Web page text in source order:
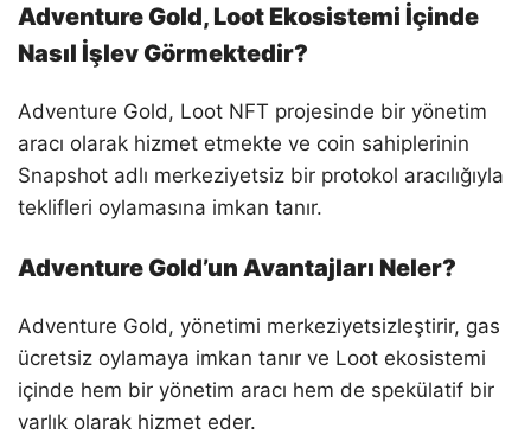
Adventure Gold, Loot Ekosistemi İçinde
Nasıl İşlev Görmektedir?
Adventure Gold, Loot NFT projesinde bir yönetim
aracı olarak hizmet etmekte ve coin sahiplerinin
Snapshot adlı merkeziyetsiz bir protokol aracılığıyla
teklifleri oylamasına imkan tanır.
Adventure Gold’un Avantajları Neler?
Adventure Gold, yönetimi merkeziyetsizleştirir, gas
ücretsiz oylamaya imkan tanır ve Loot ekosistemi
içinde hem bir yönetim aracı hem de spekülatif bir
varlık olarak hizmet eder.